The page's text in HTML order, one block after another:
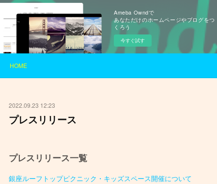
Ameba Owndで
あなただけのホームページやブログをつ
くろう
今すぐ試す
HOME
2022.09.23 12:23
プレスリリース
プレスリリース一覧
銀座ルーフトップピクニック・キッズスペース開催について